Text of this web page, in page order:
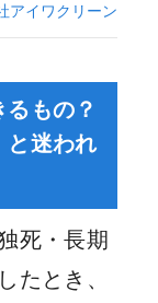
アイワクリーン
るもの？
と迷われ
死・長期
たとき、